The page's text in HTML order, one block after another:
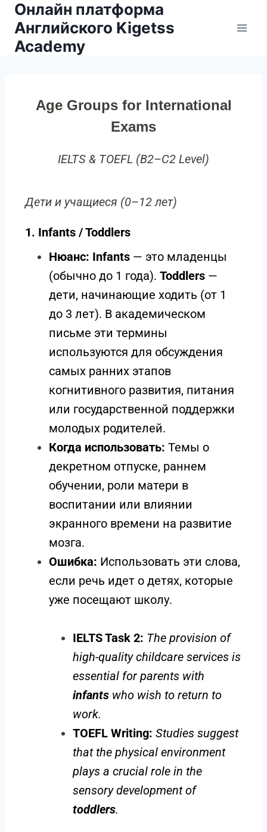
Онлайн платформа
Английского Kigetss
Academy
Age Groups for International
Exams
IELTS & TOEFL (B2–C2 Level)
Дети и учащиеся (0–12 лет)
1. Infants / Toddlers
Нюанс: Infants — это младенцы
(обычно до 1 года). Toddlers —
дети, начинающие ходить (от 1
до 3 лет). В академическом
письме эти термины
используются для обсуждения
самых ранних этапов
когнитивного развития, питания
или государственной поддержки
молодых родителей.
Когда использовать: Темы о
декретном отпуске, раннем
обучении, роли матери в
воспитании или влиянии
экранного времени на развитие
мозга.
Ошибка: Использовать эти слова,
если речь идет о детях, которые
уже посещают школу.
IELTS Task 2: The provision of
high-quality childcare services is
essential for parents with
infants who wish to return to
work.
TOEFL Writing: Studies suggest
that the physical environment
plays a crucial role in the
sensory development of
toddlers.